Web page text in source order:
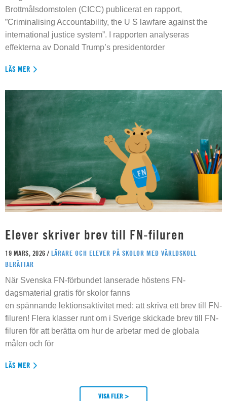
Brottmålsdomstolen (CICC) publicerat en rapport,
”Criminalising Accountability, the U S lawfare against the
international justice system”. I rapporten analyseras
effekterna av Donald Trump’s presidentorder
LÄS MER
Elever skriver brev till FN-filuren
19 MARS, 2026 / LÄRARE OCH ELEVER PÅ SKOLOR MED VÄRLDSKOLL
BERÄTTAR
När Svenska FN-förbundet lanserade höstens FN-
dagsmaterial gratis för skolor fanns
en spännande lektionsaktivitet med: att skriva ett brev till FN-
filuren! Flera klasser runt om i Sverige skickade brev till FN-
filuren för att berätta om hur de arbetar med de globala
målen och för
LÄS MER
VISA FLER >